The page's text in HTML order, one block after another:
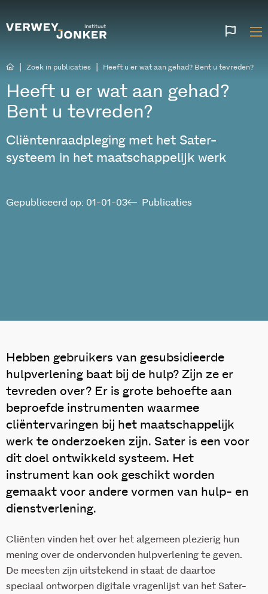
Zoek in publicaties Heeft u er wat aan gehad? Bent u tevreden?
Heeft u er wat aan gehad?
Bent u tevreden?
Cliëntenraadpleging met het Sater-
systeem in het maatschappelijk werk
Publicaties
Gepubliceerd op: 01-01-03
Hebben gebruikers van gesubsidieerde
hulpverlening baat bij de hulp? Zijn ze er
tevreden over? Er is grote behoefte aan
beproefde instrumenten waarmee
cliëntervaringen bij het maatschappelijk
werk te onderzoeken zijn. Sater is een voor
dit doel ontwikkeld systeem. Het
instrument kan ook geschikt worden
gemaakt voor andere vormen van hulp- en
dienstverlening.
Cliënten vinden het over het algemeen plezierig hun
mening over de ondervonden hulpverlening te geven.
De meesten zijn uitstekend in staat de daartoe
speciaal ontworpen digitale vragenlijst van het Sater-